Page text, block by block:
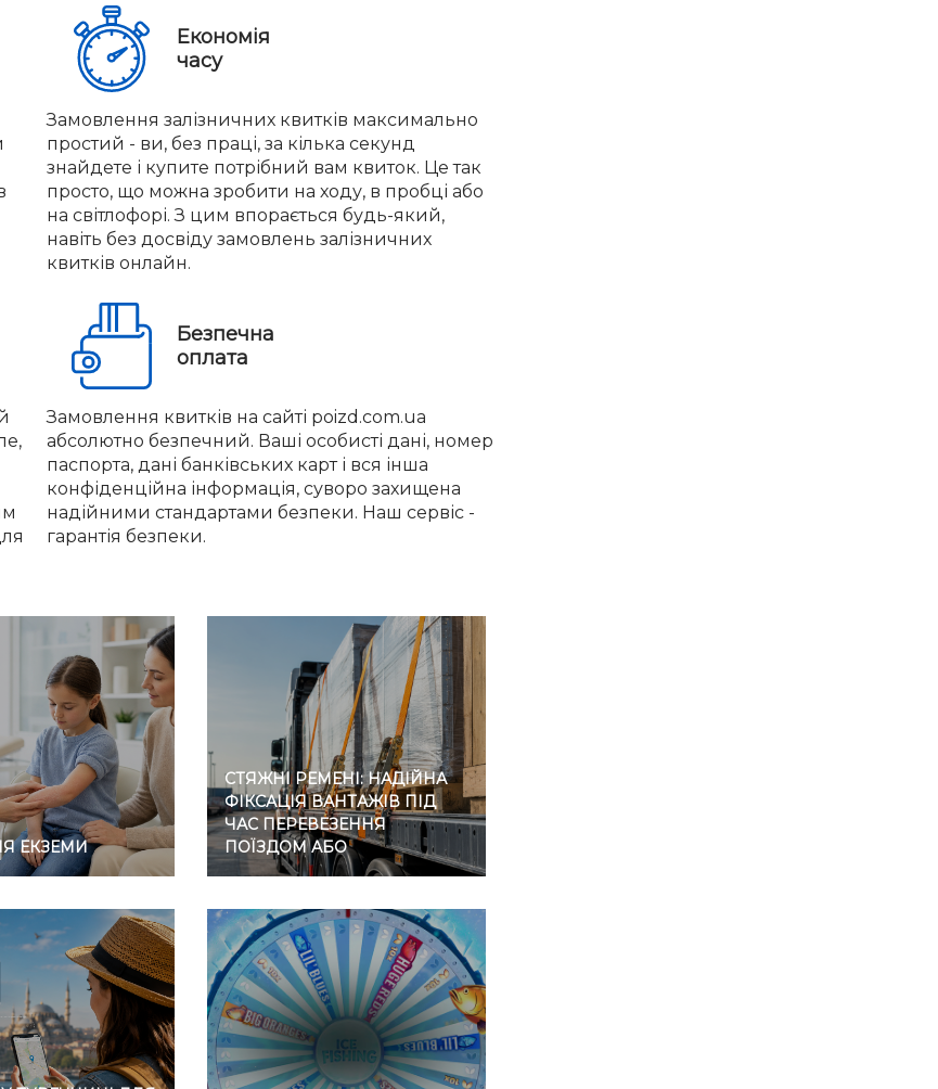
Економія
часу
Замовлення залізничних квитків максимально
простий - ви, без праці, за кілька секунд
знайдете і купите потрібний вам квиток. Це так
просто, що можна зробити на ходу, в пробці або
на світлофорі. З цим впорається будь-який,
навіть без досвіду замовлень залізничних
квитків онлайн.
Безпечна
оплата
Замовлення квитків на сайті poizd.com.ua
абсолютно безпечний. Ваші особисті дані, номер
паспорта, дані банківських карт і вся інша
конфіденційна інформація, суворо захищена
надійними стандартами безпеки. Наш сервіс -
гарантія безпеки.
ЕКЗЕМИ
СТЯЖНІ РЕМЕНІ: НАДІЙНА
ФІКСАЦІЯ ВАНТАЖІВ ПІД
ЧАС ПЕРЕВЕЗЕННЯ
ПОЇЗДОМ АБО
АВТОМОБІЛЕМ